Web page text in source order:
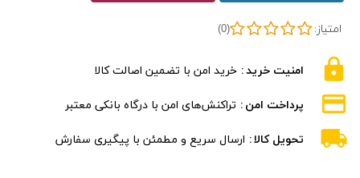
امتیاز: (0)
امنیت خرید خرید امن با تضمین اصالت کالا
پرداخت امن تراکنش‌های امن با درگاه بانکی معتبر
تحویل کالا ارسال سریع و مطمئن با پیگیری سفارش